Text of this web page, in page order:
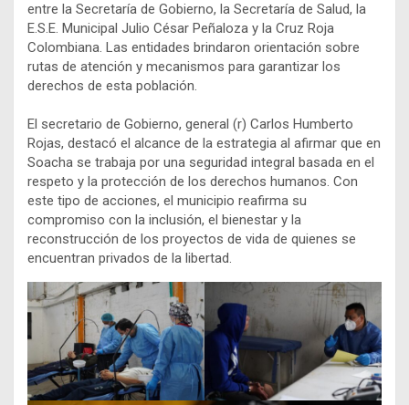
entre la Secretaría de Gobierno, la Secretaría de Salud, la
E.S.E. Municipal Julio César Peñaloza y la Cruz Roja
Colombiana. Las entidades brindaron orientación sobre
rutas de atención y mecanismos para garantizar los
derechos de esta población.
El secretario de Gobierno, general (r) Carlos Humberto
Rojas, destacó el alcance de la estrategia al afirmar que en
Soacha se trabaja por una seguridad integral basada en el
respeto y la protección de los derechos humanos. Con
este tipo de acciones, el municipio reafirma su
compromiso con la inclusión, el bienestar y la
reconstrucción de los proyectos de vida de quienes se
encuentran privados de la libertad.